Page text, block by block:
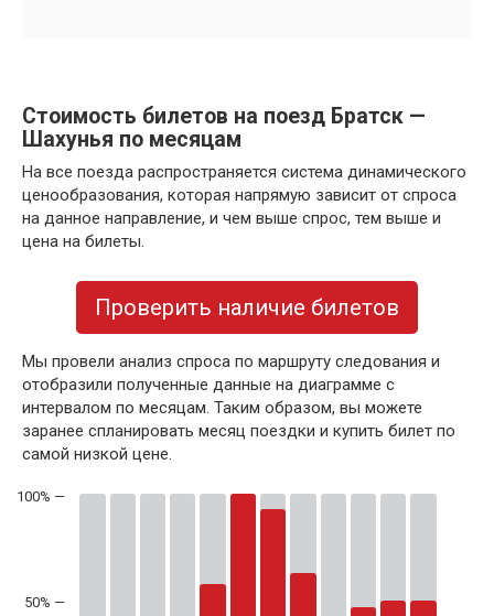
Стоимость билетов на поезд Братск —
Шахунья по месяцам
На все поезда распространяется система динамического
ценообразования, которая напрямую зависит от спроса
на данное направление, и чем выше спрос, тем выше и
цена на билеты.
Проверить наличие билетов
Мы провели анализ спроса по маршруту следования и
отобразили полученные данные на диаграмме с
интервалом по месяцам. Таким образом, вы можете
заранее спланировать месяц поездки и купить билет по
самой низкой цене.
50% —